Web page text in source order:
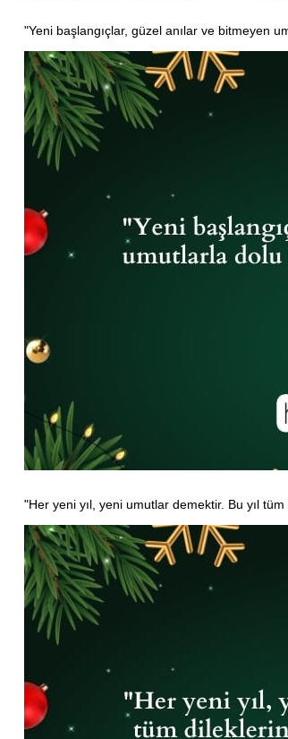
"Yeni başlangıçlar, güzel anılar ve bitmeyen
"Her yeni yıl, yeni umutlar demektir. Bu yıl